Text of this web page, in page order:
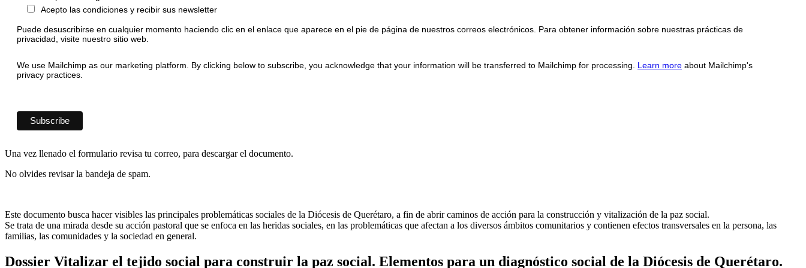
Acepto las condiciones y recibir sus newsletter
Puede desuscribirse en cualquier momento haciendo clic en el enlace que aparece en el pie de página de nuestros correos electrónicos. Para obtener información sobre nuestras prácticas de
privacidad, visite nuestro sitio web.
We use Mailchimp as our marketing platform. By clicking below to subscribe, you acknowledge that your information will be transferred to Mailchimp for processing. Learn more about Mailchimp's
privacy practices.
Una vez llenado el formulario revisa tu correo, para descargar el documento.
No olvides revisar la bandeja de spam.
Este documento busca hacer visibles las principales problemáticas sociales de la Diócesis de Querétaro, a fin de abrir caminos de acción para la construcción y vitalización de la paz social.
Se trata de una mirada desde su acción pastoral que se enfoca en las heridas sociales, en las problemáticas que afectan a los diversos ámbitos comunitarios y contienen efectos transversales en la persona, las
familias, las comunidades y la sociedad en general.
Dossier Vitalizar el tejido social para construir la paz social. Elementos para un diagnóstico social de la Diócesis de Querétaro.